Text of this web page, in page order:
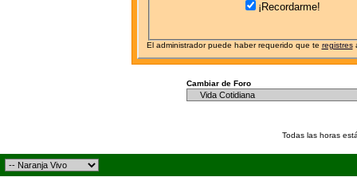
¡Recordarme!
El administrador puede haber requerido que te registres
Cambiar de Foro
Todas las horas